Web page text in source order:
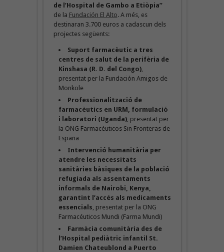
de l’Hospital de Gambo a Etiòpia”
de la Fundación El Alto. A més, es
destinaran 3.700 euros a cadascun dels
projectes següents:
Suport farmacèutic a tres
centres de salut de la perifèria de
Kinshasa (R. D. del Congo),
presentat per la Fundación Amigos de
Monkole
Professionalització de
farmacèutics en URM, formulació
i laboratori (Uganda), presentat per
la ONG Farmacéuticos Sin Fronteras de
España
Intervenció humanitària per
atendre les necessitats
sanitàries bàsiques de la població
refugiada als assentaments
informals de Nairobi, Kenya,
garantint l’accés als medicaments
essencials , presentat per la ONG
Farmacéuticos Mundi (Farma Mundi)
Farmàcia comunitària des de
l’Hospital pediàtric infantil St.
Damien Chateublond a Puerto